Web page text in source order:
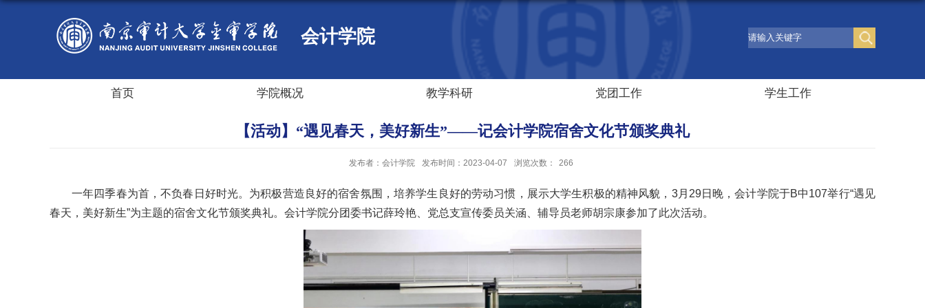
会计学院
首页 学院概况 教学科研 党团工作 学生工作
【活动】“遇见春天，美好新生”——记会计学院宿舍文化节颁奖典礼
发布者：会计学院 发布时间：2023-04-07 浏览次数： 266
一年四季春为首，不负春日好时光。为积极营造良好的宿舍氛围，培养学生良好的劳动习惯，展示大学生积极的精神风貌，3月29日晚，会计学院于B中107举行“遇见
春天，美好新生”为主题的宿舍文化节颁奖典礼。会计学院分团委书记薛玲艳、党总支宣传委员关涵、辅导员老师胡宗康参加了此次活动。